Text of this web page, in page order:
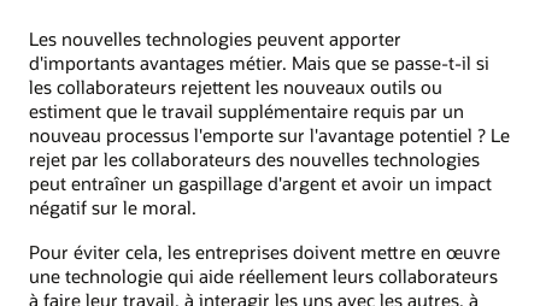
Les nouvelles technologies peuvent apporter
d'importants avantages métier. Mais que se passe-t-il si
les collaborateurs rejettent les nouveaux outils ou
estiment que le travail supplémentaire requis par un
nouveau processus l'emporte sur l'avantage potentiel ? Le
rejet par les collaborateurs des nouvelles technologies
peut entraîner un gaspillage d'argent et avoir un impact
négatif sur le moral.
Pour éviter cela, les entreprises doivent mettre en œuvre
une technologie qui aide réellement leurs collaborateurs
à faire leur travail, à interagir les uns avec les autres, à